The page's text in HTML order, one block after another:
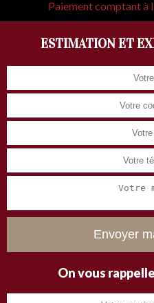
Paiement comptant à
ESTIMATION ET
On vous